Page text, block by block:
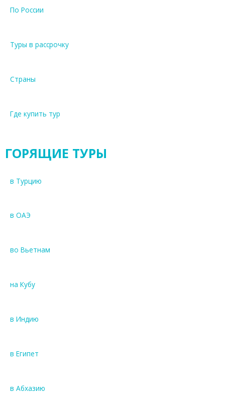
По России
Туры в рассрочку
Страны
Где купить тур
ГОРЯЩИЕ ТУРЫ
в Турцию
в ОАЭ
во Вьетнам
на Кубу
в Индию
в Египет
в Абхазию